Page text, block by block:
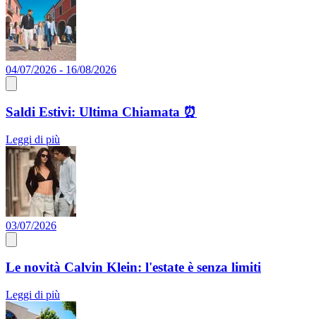
04/07/2026 - 16/08/2026
Saldi Estivi: Ultima Chiamata ⏰​
Leggi di più
03/07/2026
Le novità Calvin Klein: l'estate è senza limiti
Leggi di più